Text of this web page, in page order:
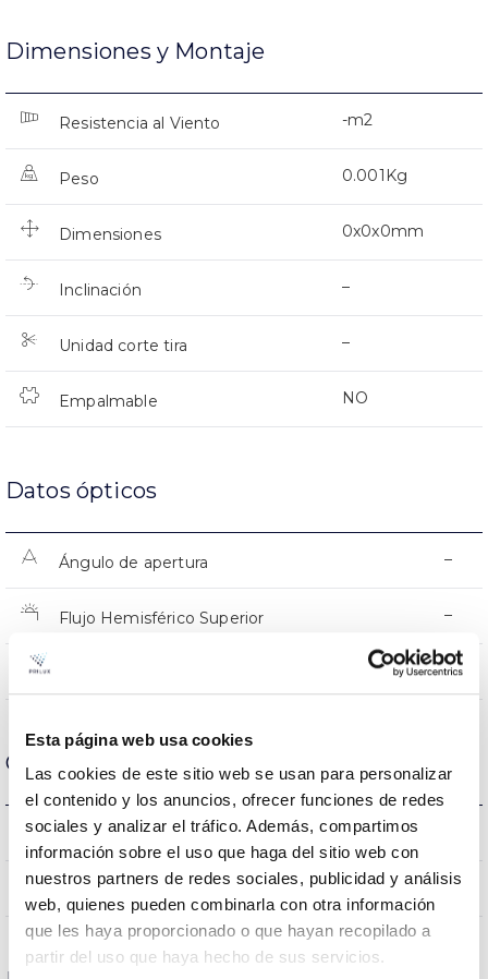
Esta página web usa cookies
Las cookies de este sitio web se usan para personalizar
el contenido y los anuncios, ofrecer funciones de redes
sociales y analizar el tráfico. Además, compartimos
información sobre el uso que haga del sitio web con
nuestros partners de redes sociales, publicidad y análisis
web, quienes pueden combinarla con otra información
que les haya proporcionado o que hayan recopilado a
partir del uso que haya hecho de sus servicios.
Dimensiones y Montaje
Resistencia al Viento -m2
Peso 0.001Kg
Dimensiones 0x0x0mm
Inclinación –
Unidad corte tira –
Empalmable NO
Datos ópticos
Ángulo de apertura –
Flujo Hemisférico Superior –
–
Carcasa y Acabado
Intensidad (A) –
Cuerpo FE